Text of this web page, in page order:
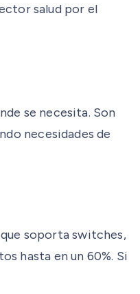
salud por el
se necesita. Son
necesidades de
soporta switches,
hasta en un 60%. Si